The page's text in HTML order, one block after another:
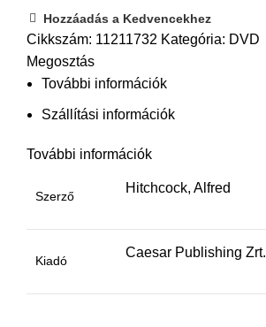
Hozzáadás a Kedvencekhez
Cikkszám: 11211732 Kategória: DVD
Megosztás
További információk
Szállítási információk
További információk
Szerző
Hitchcock, Alfred
Kiadó
Caesar Publishing Zrt.